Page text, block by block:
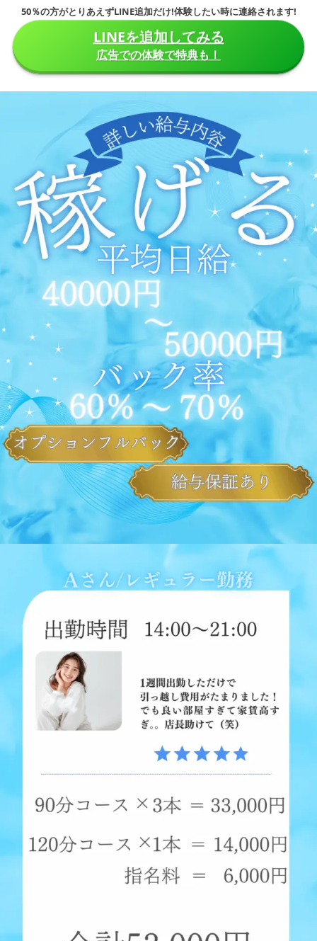
50％の方がとりあえずLINE追加だけ!体験したい時に連絡されます!
LINEを追加してみる
広告での体験で特典も！